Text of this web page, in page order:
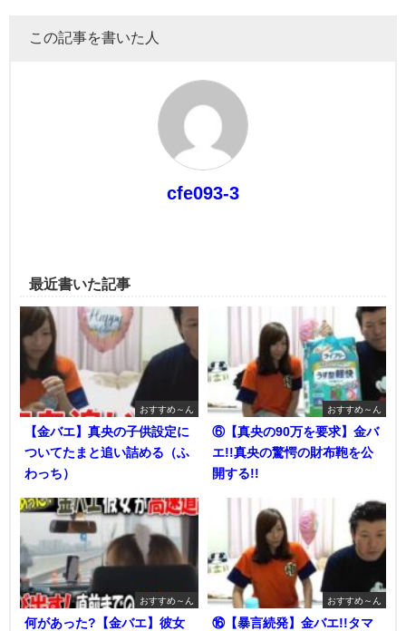
この記事を書いた人
cfe093-3
最近書いた記事
おすすめ～ん
【金バエ】真央の子供設定に
ついてたまと追い詰める（ふ
わっち）
おすすめ～ん
⑥【真央の90万を要求】金バ
エ!!真央の驚愕の財布鞄を公
開する!!
おすすめ～ん
何があった?【金バエ】彼女
おすすめ～ん
⑯【暴言続発】金バエ!!タマ